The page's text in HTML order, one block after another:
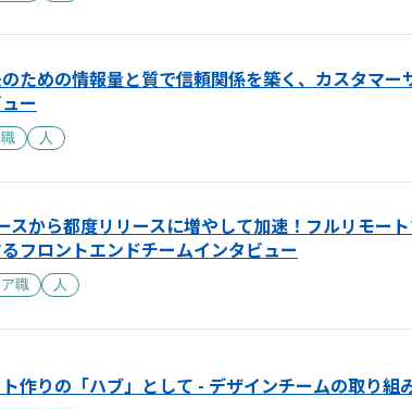
ための情報量と質で信頼関係を築く、カスタマー
ー
人
スから都度リリースに増やして加速！フルリモー
フロントエンドチームインタビュー
職 人
作りの「ハブ」として - デザインチームの取り組